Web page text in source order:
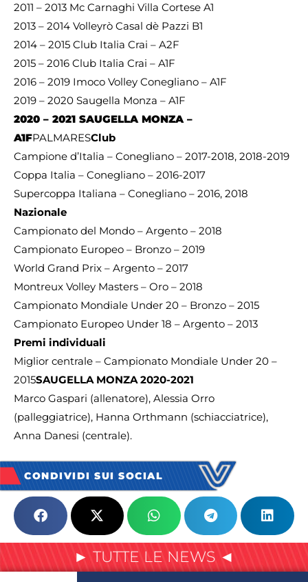
2011 – 2013 Mc Carnaghi Villa Cortese A1
2013 – 2014 Volleyrò Casal dè Pazzi B1
2014 – 2015 Club Italia Crai – A2F
2015 – 2016 Club Italia Crai – A1F
2016 – 2019 Imoco Volley Conegliano – A1F
2019 – 2020 Saugella Monza – A1F
2020 – 2021 SAUGELLA MONZA –
A1FPALMARESClub
Campione d’Italia – Conegliano – 2017-2018, 2018-2019
Coppa Italia – Conegliano – 2016-2017
Supercoppa Italiana – Conegliano – 2016, 2018
Nazionale
Campionato del Mondo – Argento – 2018
Campionato Europeo – Bronzo – 2019
World Grand Prix – Argento – 2017
Montreux Volley Masters – Oro – 2018
Campionato Mondiale Under 20 – Bronzo – 2015
Campionato Europeo Under 18 – Argento – 2013
Premi individuali
Miglior centrale – Campionato Mondiale Under 20 –
2015SAUGELLA MONZA 2020-2021
Marco Gaspari (allenatore), Alessia Orro
(palleggiatrice), Hanna Orthmann (schiacciatrice),
Anna Danesi (centrale).
CONDIVIDI SUI SOCIAL
► TUTTE LE NEWS ◄